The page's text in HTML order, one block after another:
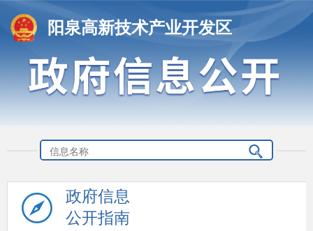
阳泉高新技术产业开发区
政府信息
公开指南